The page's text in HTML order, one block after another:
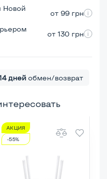
Новой
от 99 грн
от 130 грн
дней обмен/возврат
АКЦИЯ
-55%